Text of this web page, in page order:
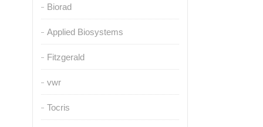
Biorad
Applied Biosystems
Fitzgerald
vwr
Tocris